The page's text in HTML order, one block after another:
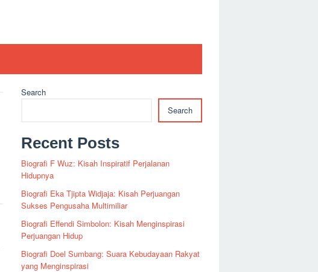
Search
Search
Recent Posts
Biografi F Wuz: Kisah Inspiratif Perjalanan
Hidupnya
Biografi Eka Tjipta Widjaja: Kisah Perjuangan
Sukses Pengusaha Multimiliar
Biografi Effendi Simbolon: Kisah Menginspirasi
Perjuangan Hidup
Biografi Doel Sumbang: Suara Kebudayaan Rakyat
yang Menginspirasi